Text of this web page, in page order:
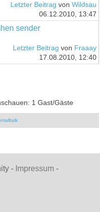
Letzter Beitrag von Wildsau
06.12.2010, 13:47
sender
Letzter Beitrag von Fraaay
17.08.2010, 12:40
1 Gast/Gäste
- Impressum -